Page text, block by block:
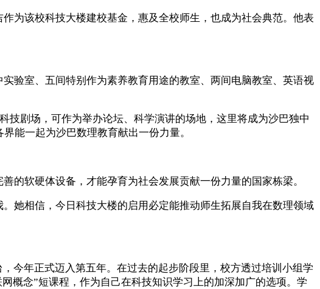
为该校科技大楼建校基金，惠及全校师生，也成为社会典范。他表
验室、五间特别作为素养教育用途的教室、两间电脑教室、英语视
剧场，可作为举办论坛、科学演讲的场地，这里将成为沙巴独中
能一起为沙巴数理教育献出一份力量。
的软硬体设备，才能孕育为社会发展贡献一份力量的国家栋梁。
她相信，今日科技大楼的启用必定能推动师生拓展自我在数理领域
今年正式迈入第五年。在过去的起步阶段里，校方透过培训小组学
概念”短课程，作为自己在科技知识学习上的加深加广的选项。学